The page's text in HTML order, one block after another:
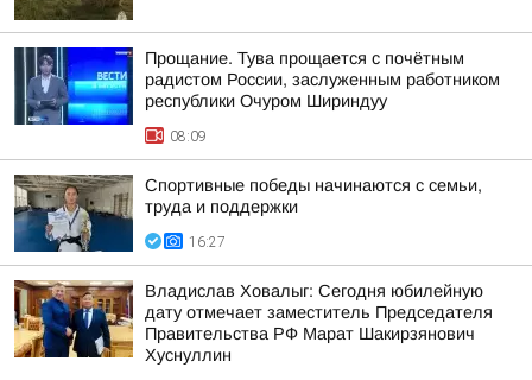
Прощание. Тува прощается с почётным
радистом России, заслуженным работником
республики Очуром Шириндуу
08:09
Спортивные победы начинаются с семьи,
труда и поддержки
16:27
Владислав Ховалыг: Сегодня юбилейную
дату отмечает заместитель Председателя
Правительства РФ Марат Шакирзянович
Хуснуллин